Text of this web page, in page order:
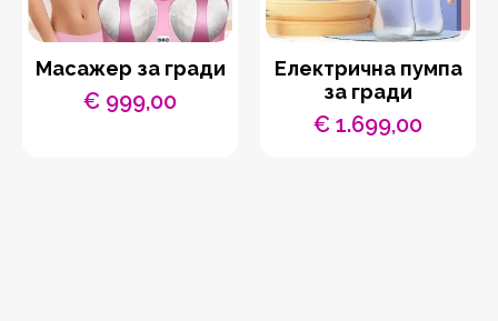
Масажер за гради
€ 999,00
Електрична пумпа
за гради
€ 1.699,00